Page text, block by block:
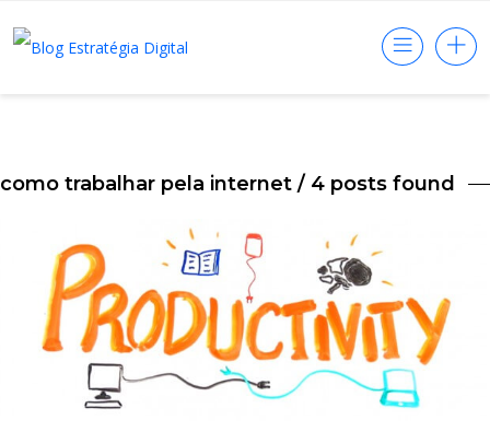
como trabalhar pela internet / 4 posts found